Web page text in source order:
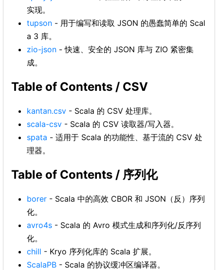
实现。
tupson - 用于编写和读取 JSON 的愚蠢简单的 Scal
a 3 库。
zio-json - 快速、安全的 JSON 库与 ZIO 紧密集
成。
Table of Contents / CSV
kantan.csv - Scala 的 CSV 处理库。
scala-csv - Scala 的 CSV 读取器/写入器。
spata - 适用于 Scala 的功能性、基于流的 CSV 处
理器。
Table of Contents / 序列化
borer - Scala 中的高效 CBOR 和 JSON（反）序列
化。
avro4s - Scala 的 Avro 模式生成和序列化/反序列
化。
chill - Kryo 序列化库的 Scala 扩展。
ScalaPB - Scala 的协议缓冲区编译器。